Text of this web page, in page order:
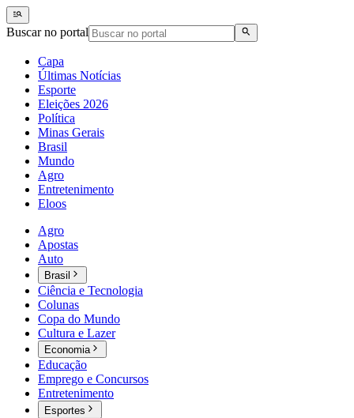
Buscar no portal
Capa
Últimas Notícias
Esporte
Eleições 2026
Política
Minas Gerais
Brasil
Mundo
Agro
Entretenimento
Eloos
Agro
Apostas
Auto
Brasil
Ciência e Tecnologia
Colunas
Copa do Mundo
Cultura e Lazer
Economia
Educação
Emprego e Concursos
Entretenimento
Esportes